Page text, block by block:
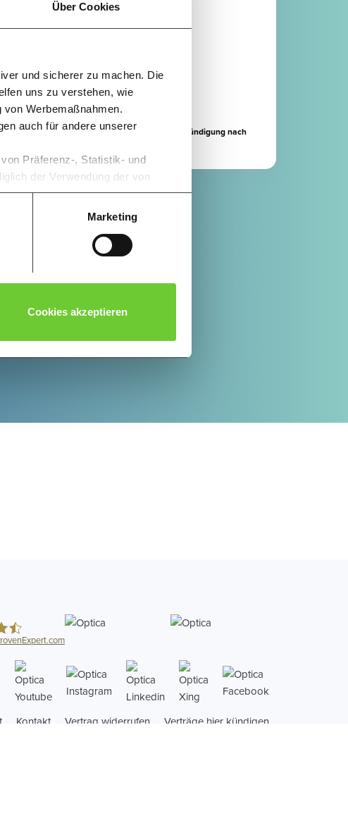
Über Cookies
und sicherer zu machen. Die
uns zu verstehen, wie
Werbemaßnahmen.
auch für andere unserer
Präferenz-, Statistik- und
der Verwendung der von
können Sie jederzeit
Hier finden Sie unsere
Marketing
Cookies akzeptieren
pro Monat inkl. Ust.
OWL bis zum 31.08.2026 kostenfrei. Bei Kündigung nach
Dr.Güldener GmbH
Kontakt Vertrag widerrufen Verträge hier kündigen